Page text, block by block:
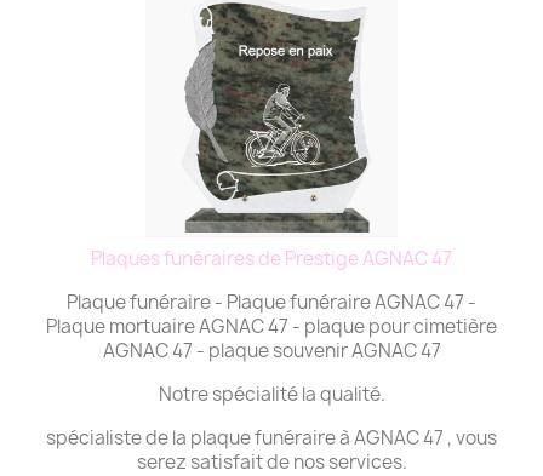
Plaques funéraires de Prestige AGNAC 47
Plaque funéraire - Plaque funéraire AGNAC 47 -
Plaque mortuaire AGNAC 47 - plaque pour cimetière
AGNAC 47 - plaque souvenir AGNAC 47
Notre spécialité la qualité.
spécialiste de la plaque funéraire à AGNAC 47 , vous
serez satisfait de nos services.